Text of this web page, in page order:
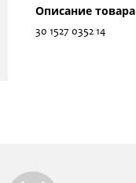
Описание товара
30 1527 0352 14